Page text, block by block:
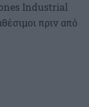
Industrial
πριν από